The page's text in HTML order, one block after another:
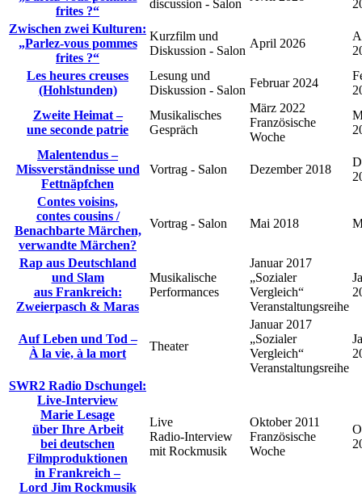
frites ?“
discussion ‑ Salon
Zwischen zwei Kulturen:
„Parlez‑vous pommes
frites ?“
Kurzfilm und
Diskussion ‑ Salon
April 2026
Les heures creuses
(Hohlstunden)
Lesung und
Diskussion ‑ Salon
Februar 2024
Zweite Heimat –
une seconde patrie
Musikalisches
Gespräch
März 2022
Französische
Woche
Malentendus –
Missverständnisse und
Fettnäpfchen
Vortrag ‑ Salon Dezember 2018
Contes voisins,
contes cousins /
Benachbarte Märchen,
verwandte Märchen?
Vortrag ‑ Salon Mai 2018
Rap aus Deutschland
und Slam
aus Frankreich:
Zweierpasch & Maras
Musikalische
Performances
Januar 2017
„Sozialer
Vergleich“
Veranstaltungsreihe
Auf Leben und Tod –
À la vie, à la mort
Theater
Januar 2017
„Sozialer
Vergleich“
Veranstaltungsreihe
SWR2 Radio Dschungel:
Live‑Interview
Marie Lesage
über Ihre Arbeit
bei deutschen
Filmproduktionen
in Frankreich –
Lord Jim Rockmusik
Live
Radio‑Interview
mit Rockmusik
Oktober 2011
Französische
Woche